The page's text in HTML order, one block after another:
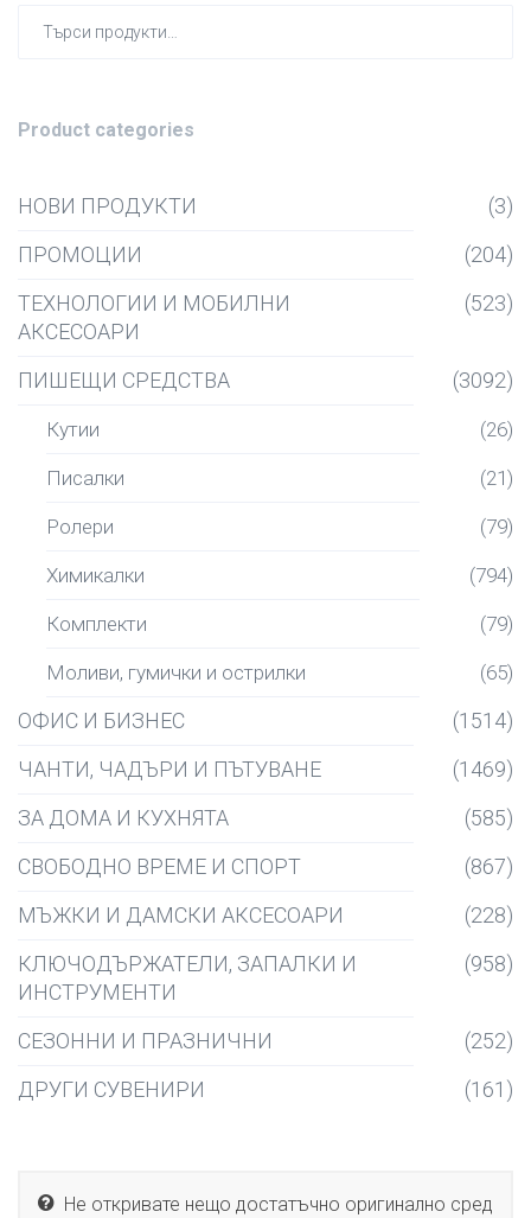
Product categories
НОВИ ПРОДУКТИ
(3)
ПРОМОЦИИ
(204)
ТЕХНОЛОГИИ И МОБИЛНИ
АКСЕСОАРИ
(523)
ПИШЕЩИ СРЕДСТВА (3092)
Кутии (26)
Писалки (21)
Ролери (79)
Химикалки (794)
Комплекти (79)
Моливи, гумички и острилки (65)
ОФИС И БИЗНЕС
(1514)
ЧАНТИ, ЧАДЪРИ И ПЪТУВАНЕ
(1469)
ЗА ДОМА И КУХНЯТА
(585)
СВОБОДНО ВРЕМЕ И СПОРТ
(867)
МЪЖКИ И ДАМСКИ АКСЕСОАРИ
(228)
КЛЮЧОДЪРЖАТЕЛИ, ЗАПАЛКИ И
ИНСТРУМЕНТИ
(958)
СЕЗОННИ И ПРАЗНИЧНИ
(252)
ДРУГИ СУВЕНИРИ
(161)
Не откривате нещо достатъчно оригинално сред